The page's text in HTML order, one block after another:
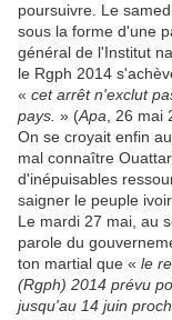
poursuivre. Le
sous la forme d'une
général de l'Institut
le Rgph 2014
« cet arrêt n'exclut
pays. » (Apa , 26 mai
On se croyait enfin
mal connaître
d'inépuisables
saigner le peuple
Le mardi 27 mai, au
parole du
ton martial que « le
(Rgph) 2014 prévu
jusqu'au 14 juin